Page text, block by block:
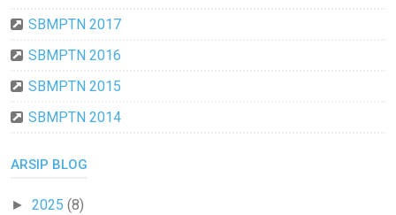
SBMPTN 2017
SBMPTN 2016
SBMPTN 2015
SBMPTN 2014
ARSIP BLOG
► 2025 (8)